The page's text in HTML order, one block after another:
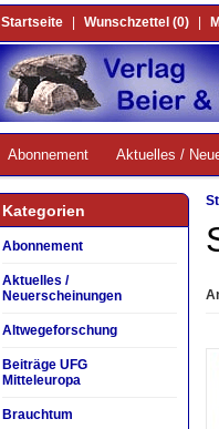
Startseite Wunschzettel (0)
Abonnement Aktuelles /
Kategorien
Abonnement
Aktuelles /
Neuerscheinungen
Altwegeforschung
Beiträge UFG
Mitteleuropa
Brauchtum